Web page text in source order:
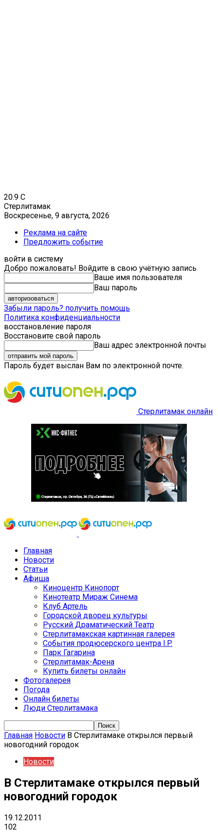
20.9 C
Стерлитамак
Воскресенье, 9 августа, 2026
Реклама на сайте
Предложить событие
войти в систему
Добро пожаловать! Войдите в свою учётную запись
Ваше имя пользователя
Ваш пароль
Забыли пароль? получить помощь
Политика конфиденциальности
восстановление пароля
Восстановите свой пароль
Ваш адрес электронной почты
Пароль будет выслан Вам по электронной почте.
Стерлитамак онлайн
Главная
Новости
Статьи
Афиша
Киноцентр Кинопорт
Кинотеатр Мираж Синема
Клуб Артель
Городской дворец культуры
Русский Драматический Театр
Стерлитамакская картинная галерея
События продюсерского центра I.P.
Парк Гагарина
Стерлитамак-Арена
Купить билеты онлайн
Фотогалерея
Погода
Онлайн билеты
Люди Стерлитамака
Главная Новости В Стерлитамаке открылся первый
новогодний городок
Новости
В Стерлитамаке открылся первый
новогодний городок
19.12.2011
102